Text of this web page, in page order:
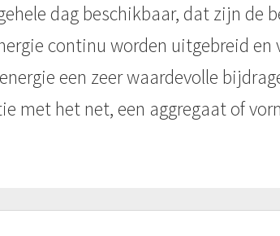
dag beschikbaar, dat zijn de
continu worden uitgebreid en
een zeer waardevolle
met het net, een aggregaat of